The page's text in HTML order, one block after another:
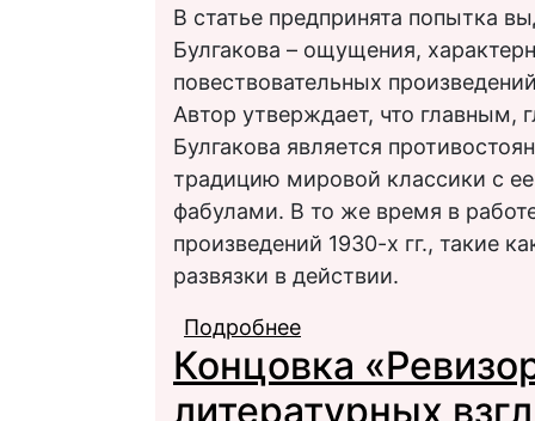
В статье предпринята попытка
Булгакова – ощущения,
повествовательных
Автор утверждает, что главным,
Булгакова является
традицию мировой классики с
фабулами. В то же время в
произведений 1930-х гг., такие
развязки в действии.
Подробнее
произведениях М. А.
Концовка
литературных